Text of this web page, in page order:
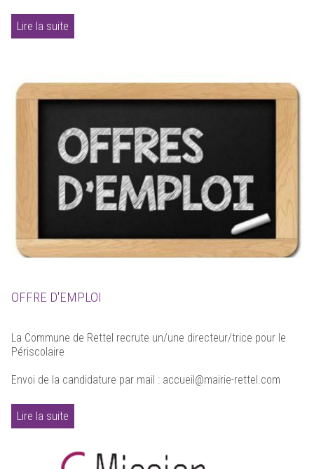
Lire la suite
OFFRE D'EMPLOI
La Commune de Rettel recrute un/une directeur/trice pour le
Périscolaire
Envoi de la candidature par mail : accueil@mairie-rettel.com
Lire la suite